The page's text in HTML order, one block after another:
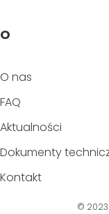
O
O nas
FAQ
Aktualności
Dokumenty
Kontakt
© 2023